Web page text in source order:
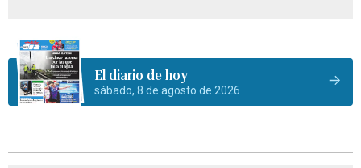
El diario de hoy
sábado, 8 de agosto de 2026